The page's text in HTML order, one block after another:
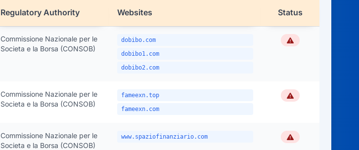
Regulatory Authority Websites Status
Commissione Nazionale per le
Societa e la Borsa (CONSOB)
dobibo.com
dobibo1.com
dobibo2.com
Flagged
Commissione Nazionale per le
Societa e la Borsa (CONSOB)
fameexn.top
fameexn.com
Flagged
Commissione Nazionale per le
Societa e la Borsa (CONSOB)
www.spaziofinanziario.com Flagged